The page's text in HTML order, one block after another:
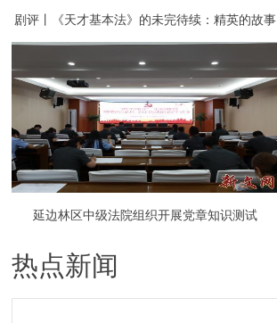
剧评丨《天才基本法》的未完待续：精英的故事
如何大众？
延边林区中级法院组织开展党章知识测试
热点新闻